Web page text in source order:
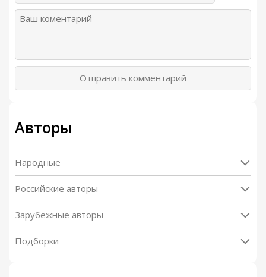
Отправить комментарий
Авторы
Народные
Российские авторы
Зарубежные авторы
Подборки